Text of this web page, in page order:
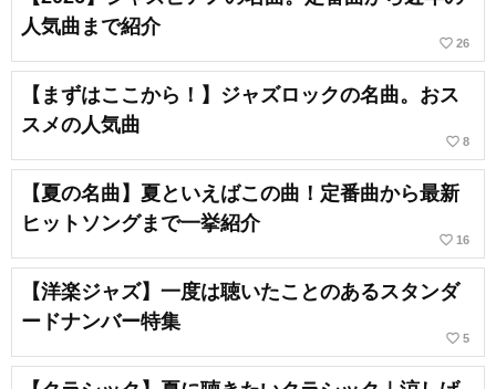
人気曲まで紹介
favorite_border 26
【まずはここから！】ジャズロックの名曲。おス
スメの人気曲
favorite_border 8
【夏の名曲】夏といえばこの曲！定番曲から最新
ヒットソングまで一挙紹介
favorite_border 16
【洋楽ジャズ】一度は聴いたことのあるスタンダ
ードナンバー特集
favorite_border 5